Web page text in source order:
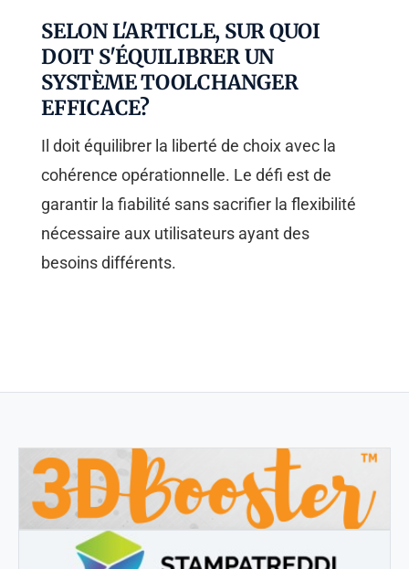
SELON L'ARTICLE, SUR QUOI
DOIT S'ÉQUILIBRER UN
SYSTÈME TOOLCHANGER
EFFICACE?
Il doit équilibrer la liberté de choix avec la
cohérence opérationnelle. Le défi est de
garantir la fiabilité sans sacrifier la flexibilité
nécessaire aux utilisateurs ayant des
besoins différents.
3DBOOSTER